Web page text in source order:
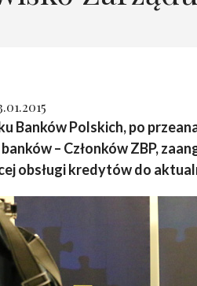
Banków Polskich, po
banków – Członków ZBP,
obsługi kredytów do